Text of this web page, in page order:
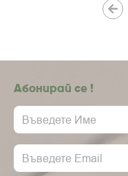
Абонирай се !